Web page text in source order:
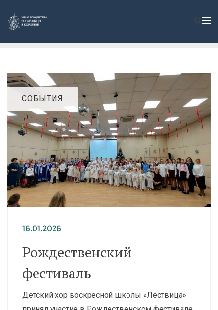
СОБЫТИЯ
16.01.2026
Рождественский
фестиваль
Детский хор воскресной школы «Лествица»